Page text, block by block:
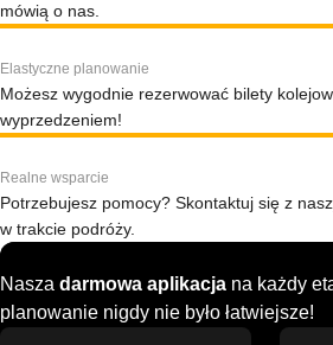
mówią o nas.
Elastyczne planowanie
Możesz wygodnie rezerwować bilety
wyprzedzeniem!
Realne wsparcie
Potrzebujesz pomocy? Skontaktuj się z
w trakcie podróży.
Nasza darmowa aplikacja na każdy
planowanie nigdy nie było łatwiejsze!